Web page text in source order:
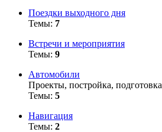
Поездки выходного дня
Темы: 7
Встречи и мероприятия
Темы: 9
Автомобили
Проекты, постройка, подготовка
Темы: 5
Навигация
Темы: 2